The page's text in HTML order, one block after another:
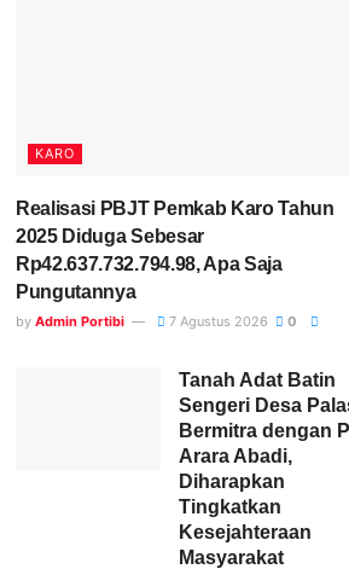
KARO
Realisasi PBJT Pemkab Karo Tahun
2025 Diduga Sebesar
Rp42.637.732.794.98, Apa Saja
Pungutannya
by Admin Portibi 7 Agustus 2026 0
Tanah Adat Batin
Sengeri Desa
Bermitra dengan
Arara Abadi,
Diharapkan
Tingkatkan
Kesejahteraan
Masyarakat